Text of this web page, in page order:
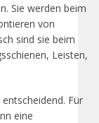
Sie werden beim
von
sind sie beim
Leisten,
Für
eine